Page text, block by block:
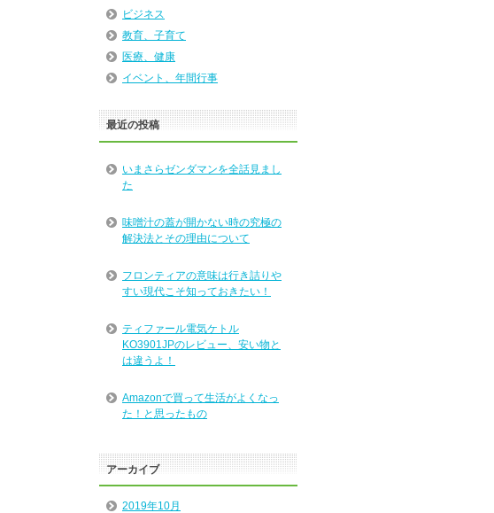
ビジネス
教育、子育て
医療、健康
イベント、年間行事
最近の投稿
いまさらゼンダマンを全話見まし
た
味噌汁の蓋が開かない時の究極の
解決法とその理由について
フロンティアの意味は行き詰りや
すい現代こそ知っておきたい！
ティファール電気ケトル
KO3901JPのレビュー、安い物と
は違うよ！
Amazonで買って生活がよくなっ
た！と思ったもの
アーカイブ
2019年10月